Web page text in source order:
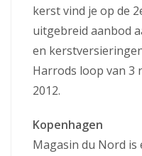
kerst vind je op de
uitgebreid aanbod
en
Harrods loop van 3
2012.
Kopenhagen
Magasin du Nord is